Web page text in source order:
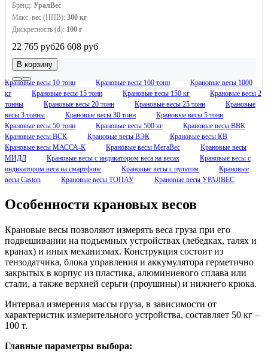
Бренд: УралВес
Макс. вес (НПВ): 300 кг
Дискретность (d): 100 г
22 765 руб26 608 руб
В корзину
Крановые весы 10 тонн Крановые весы 100 тонн
Крановые весы 1000
кг
Крановые весы 15 тонн Крановые весы 150 кг
Крановые весы 2
тонны
Крановые весы 20 тонн Крановые весы 25 тонн
Крановые
весы 3 тонны
Крановые весы 30 тонн
Крановые весы 5 тонн
Крановые весы 50 тонн
Крановые весы 500 кг
Крановые весы ВВК
Крановые весы ВСК
Крановые весы ВЭК
Крановые весы КВ
Крановые весы МАССА-К
Крановые весы МегаВес
Крановые весы
МИДЛ
Крановые весы с индикатором веса на весах
Крановые весы с
индикатором веса на смартфоне
Крановые весы с пультом
Крановые
весы Сaston
Крановые весы ТОПАУ Крановые весы УРАЛВЕС
Особенности крановых весов
Крановые весы позволяют измерять веса груза при его
подвешивании на подъемных устройствах (лебедках, талях и
кранах) и иных механизмах. Конструкция состоит из
тензодатчика, блока управления и аккумулятора герметично
закрытых в корпус из пластика, алюминиевого сплава или
стали, а также верхней серьги (проушины) и нижнего крюка.
Интервал измерения массы груза, в зависимости от
характеристик измерительного устройства, составляет 50 кг –
100 т.
Главные параметры выбора: